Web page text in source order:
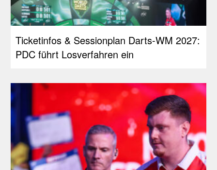
Ticketinfos & Sessionplan Darts-WM 2027:
PDC führt Losverfahren ein